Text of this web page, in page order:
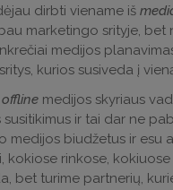
dirbti viename iš
marketingo srityje,
medijos
kurios susiveda į
offlinemedijos skyriaus
ir tai dar ne
medijos biudžetus ir esu
kokiose rinkose,
bet turime partnerių,